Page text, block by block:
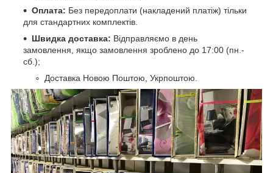
Оплата: Без передоплати (накладений платіж) тільки
для стандартних комплектів.
Швидка доставка: Відправляємо в день
замовлення, якщо замовлення зроблено до 17:00 (пн.-
сб.);
Доставка Новою Поштою, Укрпоштою.